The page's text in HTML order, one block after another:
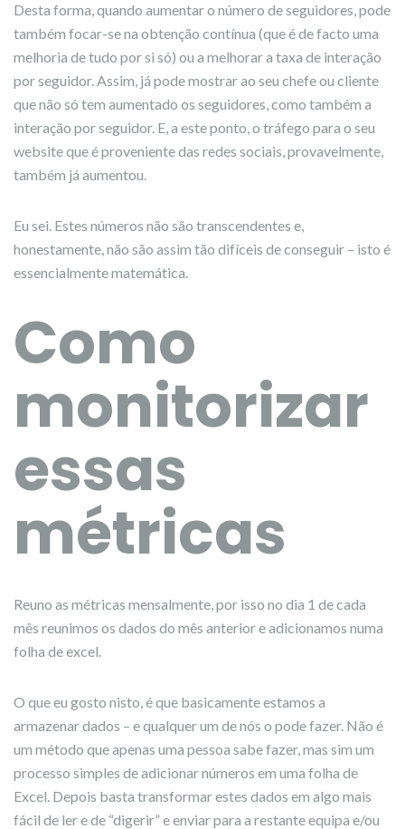
Desta forma, quando aumentar o número de seguidores, pode
também focar-se na obtenção contínua (que é de facto uma
melhoria de tudo por si só) ou a melhorar a taxa de interação
por seguidor. Assim, já pode mostrar ao seu chefe ou cliente
que não só tem aumentado os seguidores, como também a
interação por seguidor. E, a este ponto, o tráfego para o seu
website que é proveniente das redes sociais, provavelmente,
também já aumentou.
Eu sei. Estes números não são transcendentes e,
honestamente, não são assim tão difíceis de conseguir – isto é
essencialmente matemática.
Como
monitorizar
essas
métricas
Reuno as métricas mensalmente, por isso no dia 1 de cada
mês reunimos os dados do mês anterior e adicionamos numa
folha de excel.
O que eu gosto nisto, é que basicamente estamos a
armazenar dados – e qualquer um de nós o pode fazer. Não é
um método que apenas uma pessoa sabe fazer, mas sim um
processo simples de adicionar números em uma folha de
Excel. Depois basta transformar estes dados em algo mais
fácil de ler e de “digerir” e enviar para a restante equipa e/ou